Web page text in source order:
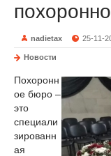
nadietax 25-11-
Новости
Похоронн
ое бюро –
это
специали
зированн
ая